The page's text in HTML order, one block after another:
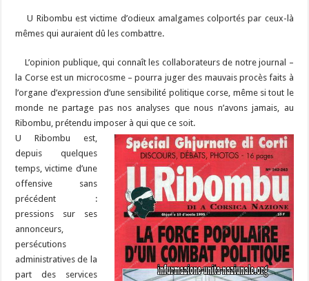
U Ribombu est victime d’odieux amalgames colportés par ceux-là
mêmes qui auraient dû les combattre.
L’opinion publique, qui connaît les collaborateurs de notre journal –
la Corse est un microcosme – pourra juger des mauvais procès faits à
l’organe d’expression d’une sensibilité politique corse, même si tout le
monde ne partage pas nos analyses que nous n’avons jamais, au
Ribombu, prétendu imposer à qui que ce soit.
U Ribombu est,
depuis quelques
temps, victime d’une
offensive sans
précédent :
pressions sur ses
annonceurs,
persécutions
administratives de la
part des services